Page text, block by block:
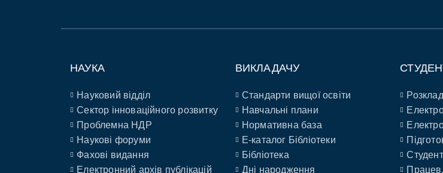
НАУКА
Науковий відділ
Сектор інноваційного розвитку
Проблемна НДР
Наукові форуми
Фахові видання
Електронний архів публікацій
ВИКЛАДАЧУ
Стандарти вищої освіти
Навчальні плани
Нормативна база
E-каталог Бібліотеки
Бібліотека
Дні народження